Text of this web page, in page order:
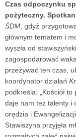
Czas odpoczynku
pożyteczny.
ŚDM , gdyż
głównym tematem i
wyszła od
zagospodarować
przeżywać ten czas,
koordynator działań
podkreśla: „Kościół
daje nam też talenty i
orędzia i
Stawiszyna przyjęła